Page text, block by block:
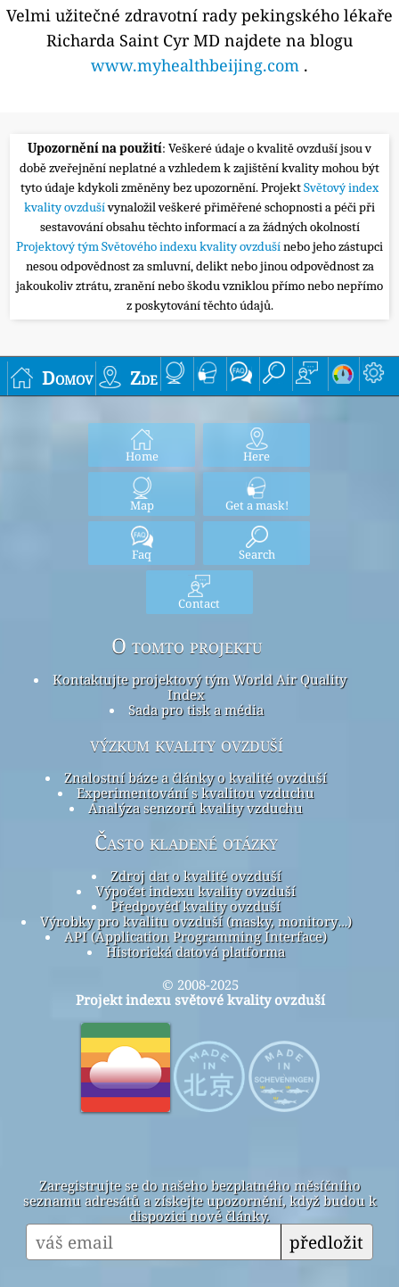
Velmi užitečné zdravotní rady pekingského lékaře
Richarda Saint Cyr MD najdete na blogu
www.myhealthbeijing.com .
Upozornění na použití: Veškeré údaje o kvalitě ovzduší jsou v
době zveřejnění neplatné a vzhledem k zajištění kvality mohou být
tyto údaje kdykoli změněny bez upozornění. ProjektSvětový index
kvality ovzdušívynaložil veškeré přiměřené schopnosti a péči při
sestavování obsahu těchto informací a za žádných okolností
Projektový tým Světového indexu kvality ovzdušínebo jeho zástupci
nesou odpovědnost za smluvní, delikt nebo jinou odpovědnost za
jakoukoliv ztrátu, zranění nebo škodu vzniklou přímo nebo nepřímo
z poskytování těchto údajů.
Domov Zde
Home Here
Map Get a mask!
Faq Search
Contact
O tomto projektu
Kontaktujte projektový tým World Air Quality
Index
Sada pro tisk a média
výzkum kvality ovzduší
Znalostní báze a články o kvalitě ovzduší
Experimentování s kvalitou vzduchu
Analýza senzorů kvality vzduchu
Často kladené otázky
Zdroj dat o kvalitě ovzduší
Výpočet indexu kvality ovzduší
Předpověď kvality ovzduší
Výrobky pro kvalitu ovzduší (masky, monitory…)
API (Application Programming Interface)
Historická datová platforma
© 2008-2025
Projekt indexu světové kvality ovzduší
Zaregistrujte se do našeho bezplatného měsíčního
seznamu adresátů a získejte upozornění, když budou k
dispozici nové články.
předložit